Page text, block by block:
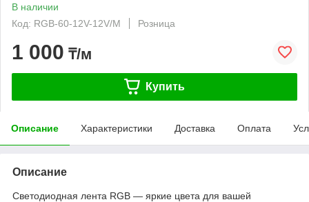
В наличии
Код: RGB-60-12V-12V/M
Розница
1 000 ₸/м
Купить
Описание Характеристики Доставка Оплата
Описание
Светодиодная лента RGB — яркие цвета для вашей